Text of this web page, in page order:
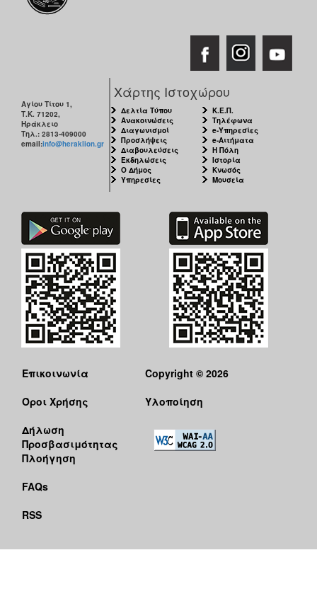
Αγίου Τίτου 1,
Τ.Κ. 71202,
Ηράκλειο
Τηλ.: 2813-409000
email:info@heraklion.gr
Χάρτης Ιστοχώρου
Δελτία Τύπου
Ανακοινώσεις
Διαγωνισμοί
Προσλήψεις
Διαβουλεύσεις
Εκδηλώσεις
Ο Δήμος
Υπηρεσίες
Κ.Ε.Π.
Τηλέφωνα
e-Υπηρεσίες
e-Αιτήματα
Η Πόλη
Ιστορία
Κνωσός
Μουσεία
Επικοινωνία
Όροι Χρήσης
Δήλωση
Προσβασιμότητας
Πλοήγηση
FAQs
RSS
Copyright © 2026
Υλοποίηση